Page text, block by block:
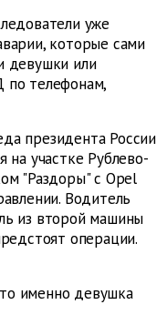
уже
которые сами
девушки или
по телефонам,
президента России
на участке Рублево-
"Раздоры" с Opel
Водитель
из второй машины
операции.
именно девушка